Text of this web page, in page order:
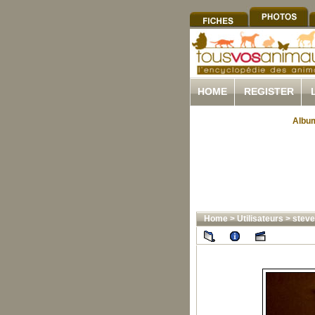
HOME REGISTER
Home>Utilisateurs>